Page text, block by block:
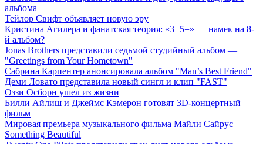
альбома
Тейлор Свифт объявляет новую эру
Кристина Агилера и фанатская теория: «3+5=» — намек на 8-
й альбом?
Jonas Brothers представили седьмой студийный альбом —
"Greetings from Your Hometown"
Сабрина Карпентер анонсировала альбом "Man’s Best Friend"
Деми Ловато представила новый сингл и клип "FAST"
Оззи Осборн ушел из жизни
Билли Айлиш и Джеймс Кэмерон готовят 3D-концертный
фильм
Мировая премьера музыкального фильма Майли Сайрус —
Something Beautiful